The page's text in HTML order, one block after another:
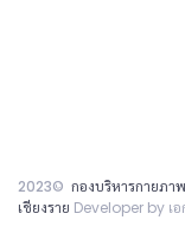
2023© กองบริหารกายภา
เชียงราย Developer by เ